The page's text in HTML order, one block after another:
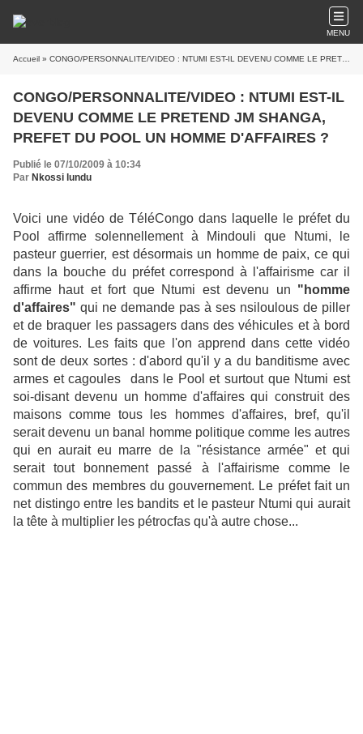
MENU
Accueil » CONGO/PERSONNALITE/VIDEO : NTUMI EST-IL DEVENU COMME LE PRETEND JM SHANGA, PREFET DU POOL UN HOMME D'AFFAIRES ?
CONGO/PERSONNALITE/VIDEO : NTUMI EST-IL
DEVENU COMME LE PRETEND JM SHANGA,
PREFET DU POOL UN HOMME D'AFFAIRES ?
Publié le 07/10/2009 à 10:34
Par Nkossi lundu
Voici une vidéo de TéléCongo dans laquelle le préfet du
Pool affirme solennellement à Mindouli que Ntumi, le
pasteur guerrier, est désormais un homme de paix, ce qui
dans la bouche du préfet correspond à l'affairisme car il
affirme haut et fort que Ntumi est devenu un "homme
d'affaires" qui ne demande pas à ses nsiloulous de piller
et de braquer les passagers dans des véhicules et à bord
de voitures. Les faits que l'on apprend dans cette vidéo
sont de deux sortes : d'abord qu'il y a du banditisme avec
armes et cagoules dans le Pool et surtout que Ntumi est
soi-disant devenu un homme d'affaires qui construit des
maisons comme tous les hommes d'affaires, bref, qu'il
serait devenu un banal homme politique comme les autres
qui en aurait eu marre de la "résistance armée" et qui
serait tout bonnement passé à l'affairisme comme le
commun des membres du gouvernement. Le préfet fait un
net distingo entre les bandits et le pasteur Ntumi qui aurait
la tête à multiplier les pétrocfas qu'à autre chose...